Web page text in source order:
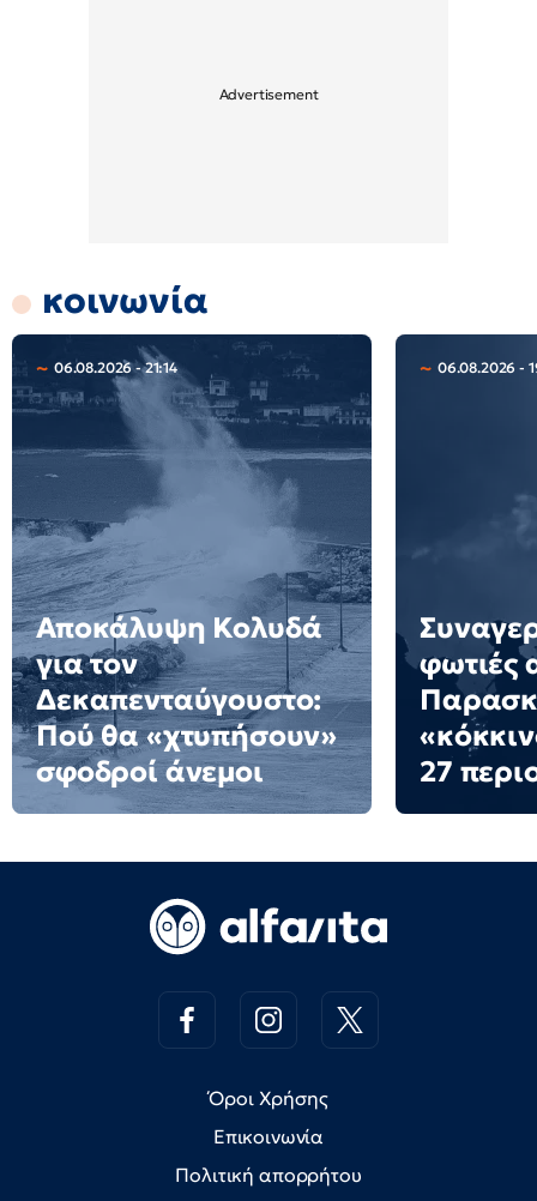
κοινωνία
06.08.2026 - 21:14
Αποκάλυψη Κολυδά
για τον
Δεκαπενταύγουστο:
Πού θα «χτυπήσουν»
σφοδροί άνεμοι
06.08.2026 -
φωτιές
27
Όροι Χρήσης
Επικοινωνία
Πολιτική απορρήτου